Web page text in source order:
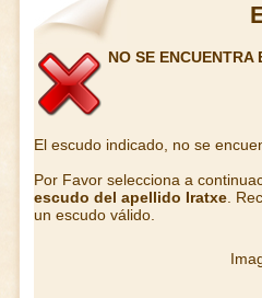
NO SE ENCUENTRA
El escudo indicado, no se
Por Favor selecciona a
escudo del apellido Iratxe .
un escudo válido.